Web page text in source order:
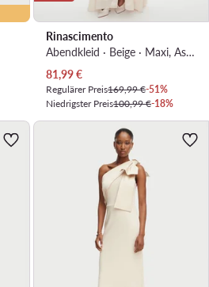
Rinascimento
Abendkleid · Beige · Maxi, Asymmetrisch
Aktueller Preis
81,99€
Regulärer Preis169,99 €-51%
Niedrigster Preis100,99 €-18%